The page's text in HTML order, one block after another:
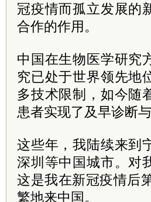
冠疫情而孤立发展的
合作的作用。
中国在生物医学研究
究已处于世界领先地
多技术限制，如今随
患者实现了及早诊断与
这些年，我陆续来到
深圳等中国城市。对
这是我在新冠疫情后
繁地来中国。